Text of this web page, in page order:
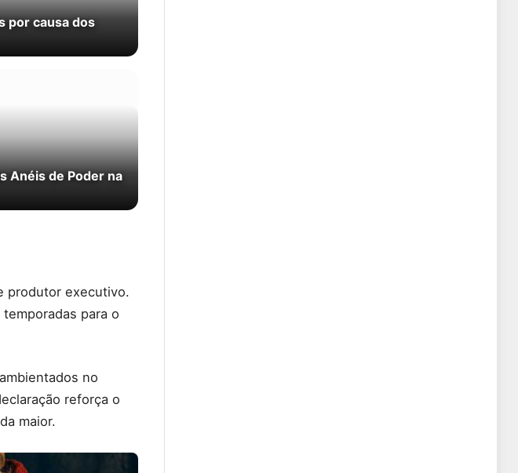
por causa dos
Anéis de Poder na
produtor executivo.
para o
no
reforça o
maior.